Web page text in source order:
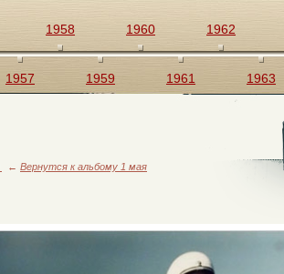
1957
1958
1959
1960
1961
1962
1963
← Вернутся к альбому 1 мая